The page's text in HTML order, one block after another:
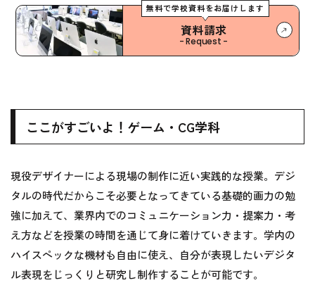
無料で学校資料をお届けします
資料請求
- Request -
ここがすごいよ！ゲーム・CG学科
現役デザイナーによる現場の制作に近い実践的な授業。デジ
タルの時代だからこそ必要となってきている基礎的画力の勉
強に加えて、業界内でのコミュニケーション力・提案力・考
え方などを授業の時間を通じて身に着けていきます。学内の
ハイスペックな機材も自由に使え、自分が表現したいデジタ
ル表現をじっくりと研究し制作することが可能です。